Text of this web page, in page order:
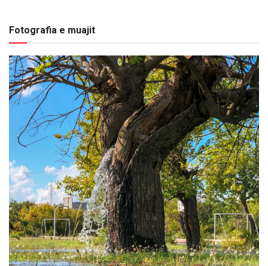
Fotografia e muajit